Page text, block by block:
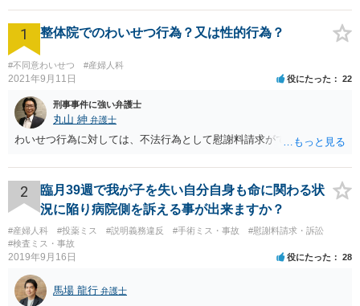
1 整体院でのわいせつ行為？又は性的行為？
#不同意わいせつ #産婦人科
2021年9月11日 役にたった 22
刑事事件に強い弁護士
丸山 紳 弁護士
わいせつ行為に対しては、不法行為として慰謝料請求ができます。
2
臨月39週で我が子を失い自分自身も命に関わる状
況に陥り病院側を訴える事が出来ますか？
#産婦人科 #投薬ミス #説明義務違反 #手術ミス・事故
#慰謝料請求・訴訟
#検査ミス・事故
2019年9月16日 役にたった 28
馬場 龍行 弁護士